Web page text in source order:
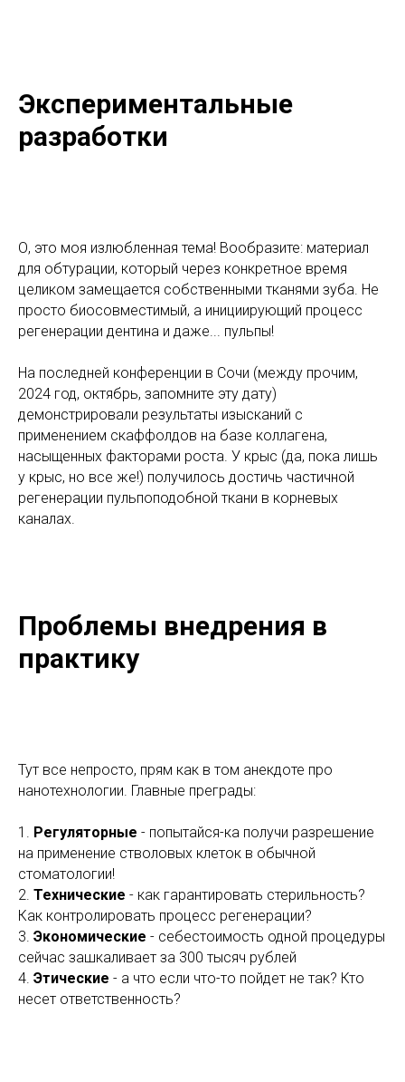
Экспериментальные
разработки
О, это моя излюбленная тема! Вообразите: материал
для обтурации, который через конкретное время
целиком замещается собственными тканями зуба. Не
просто биосовместимый, а инициирующий процесс
регенерации дентина и даже... пульпы!
На последней конференции в Сочи (между прочим,
2024 год, октябрь, запомните эту дату)
демонстрировали результаты изысканий с
применением скаффолдов на базе коллагена,
насыщенных факторами роста. У крыс (да, пока лишь
у крыс, но все же!) получилось достичь частичной
регенерации пульпоподобной ткани в корневых
каналах.
Проблемы внедрения в
практику
Тут все непросто, прям как в том анекдоте про
нанотехнологии. Главные преграды:
1. Регуляторные - попытайся-ка получи разрешение
на применение стволовых клеток в обычной
стоматологии!
2. Технические - как гарантировать стерильность?
Как контролировать процесс регенерации?
3. Экономические - себестоимость одной процедуры
сейчас зашкаливает за 300 тысяч рублей
4. Этические - а что если что-то пойдет не так? Кто
несет ответственность?